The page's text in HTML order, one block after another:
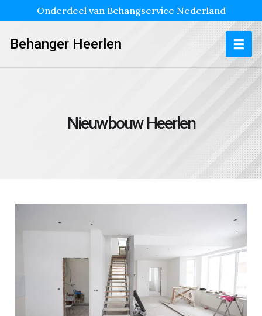
Onderdeel van Behangservice Nederland
Behanger Heerlen
Nieuwbouw Heerlen